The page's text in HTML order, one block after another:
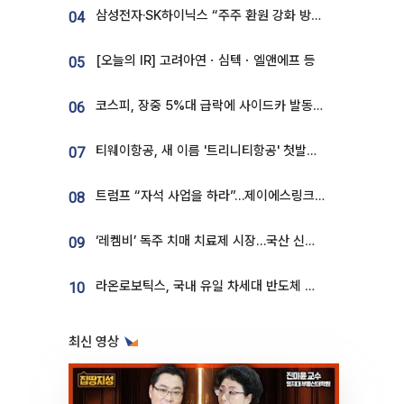
04 삼성전자·SK하이닉스 “주주 환원 강화 방안 마련”
05 [오늘의 IR] 고려아연ㆍ심텍ㆍ엘앤에프 등
06 코스피, 장중 5%대 급락에 사이드카 발동…삼성·SK 동반 폭락
07 티웨이항공, 새 이름 '트리니티항공' 첫발…SSC 전략 본격화
08 트럼프 “자석 사업을 하라”…제이에스링크, 비중국 영구자석 공급망 구축 속도
09 ‘레켐비’ 독주 치매 치료제 시장…국산 신약 등장하나
10 라온로보틱스, 국내 유일 차세대 반도체 공정 로봇 개발 ‘고객사 테스트 진행’
최신 영상